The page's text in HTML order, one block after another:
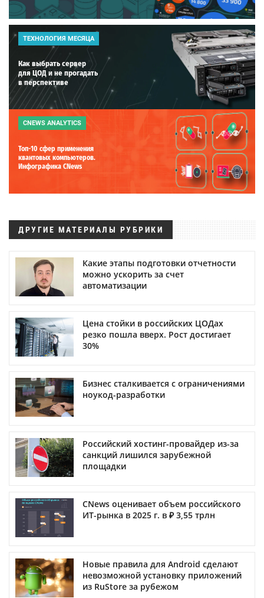
ТЕХНОЛОГИЯ МЕСЯЦА
Как выбрать сервер
для ЦОД и не прогадать
в перспективе
CNEWS ANALYTICS
Топ-10 сфер применения
квантовых компьютеров.
Инфографика CNews
ДРУГИЕ МАТЕРИАЛЫ РУБРИКИ
Какие этапы подготовки отчетности
можно ускорить за счет
автоматизации
Цена стойки в российских ЦОДах
резко пошла вверх. Рост достигает
30%
Бизнес сталкивается с ограничениями
ноукод-разработки
Российский хостинг-провайдер из-за
санкций лишился зарубежной
площадки
CNews оценивает объем российского
ИТ-рынка в 2025 г. в ₽ 3,55 трлн
Новые правила для Android сделают
невозможной установку приложений
из RuStore за рубежом